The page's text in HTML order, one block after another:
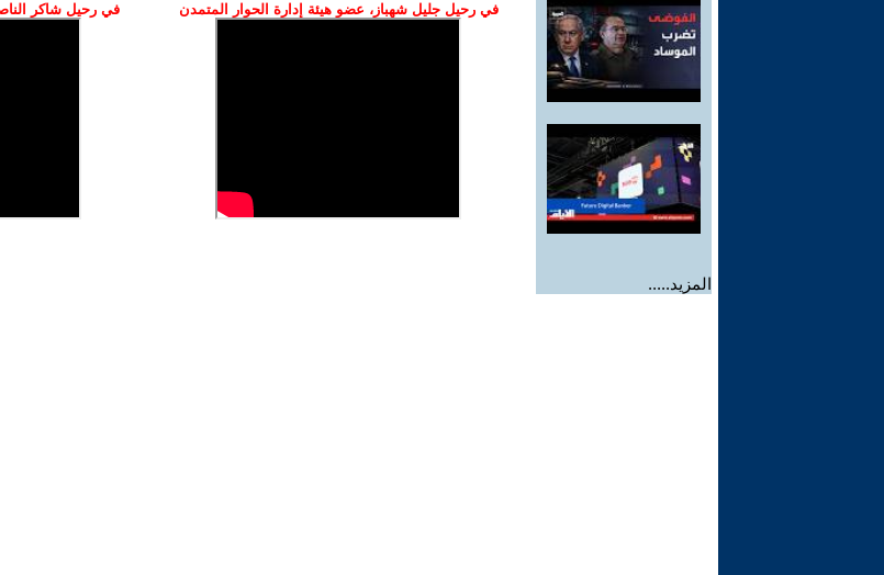
المزيد.....
في رحيل جليل شهباز، عضو هيئة إدارة الحوار المتمدن في رحيل شاكر